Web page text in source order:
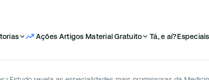
Ações Artigos Material Gratuito Tá, e aí?Especiais